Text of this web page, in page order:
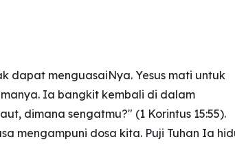
dapat menguasaiNya. Yesus mati untuk
Ia bangkit kembali di dalam
dimana sengatmu?" (1 Korintus 15:55).
mengampuni dosa kita. Puji Tuhan Ia